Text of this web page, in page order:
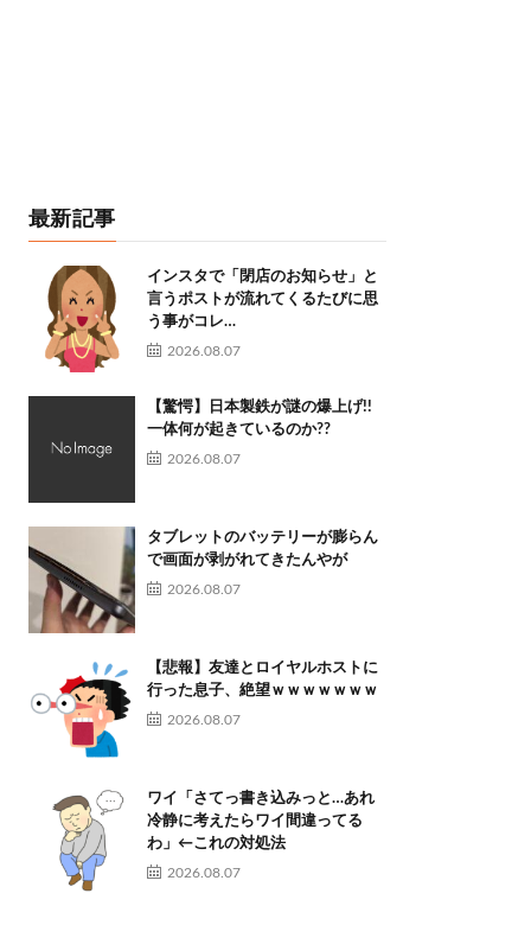
最新記事
インスタで「閉店のお知らせ」と
言うポストが流れてくるたびに思
う事がコレ…
2026.08.07
【驚愕】日本製鉄が謎の爆上げ!!
一体何が起きているのか??
2026.08.07
タブレットのバッテリーが膨らん
で画面が剥がれてきたんやが
2026.08.07
【悲報】友達とロイヤルホストに
行った息子、絶望ｗｗｗｗｗｗｗ
2026.08.07
ワイ「さてっ書き込みっと…あれ
冷静に考えたらワイ間違ってる
わ」←これの対処法
2026.08.07